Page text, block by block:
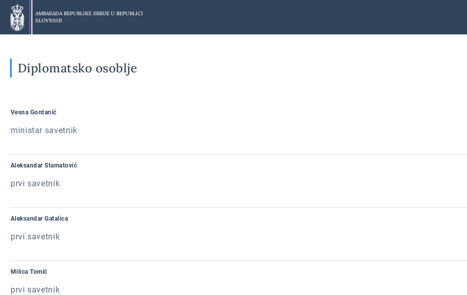
Preskoči
glavni
deo
AMBASADA REPUBLIKE SRBIJE U REPUBLICI
SLOVENIJI
Diplomatsko osoblje
Vesna Gordanić
ministar savetnik
Aleksandar Stamatović
prvi savetnik
Aleksandar Gatalica
prvi savetnik
Milica Tomić
prvi savetnik